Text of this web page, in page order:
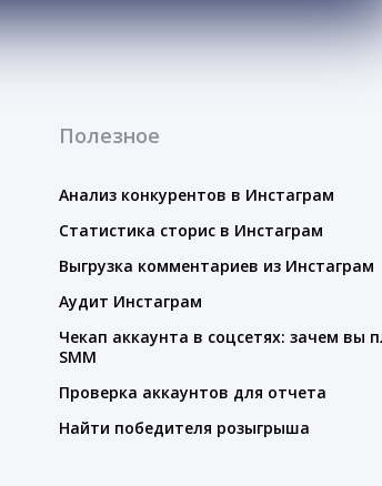
Полезное
Анализ конкурентов в Инстаграм
Статистика сторис в Инстаграм
Выгрузка комментариев из Инстаграм
Аудит Инстаграм
Чекап аккаунта в соцсетях: зачем вы
SMM
Проверка аккаунтов для отчета
Найти победителя розыгрыша